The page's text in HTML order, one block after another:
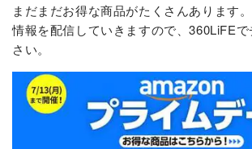
まだまだお得な商品がたくさんあります
情報を配信していきますので、360LiFE
さい。